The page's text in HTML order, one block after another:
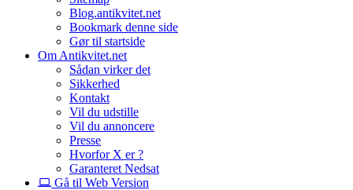
Blog.antikvitet.net
Bookmark denne side
Gør til startside
Om Antikvitet.net
Sådan virker det
Sikkerhed
Kontakt
Vil du udstille
Vil du annoncere
Presse
Hvorfor X er ?
Garanteret Nedsat
Gå til Web Version